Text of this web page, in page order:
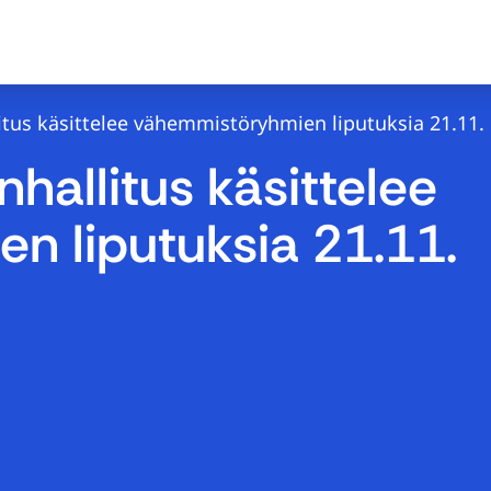
käsittelee vähemmistöryhmien liputuksia 21.11.
käsittelee
liputuksia 21.11.